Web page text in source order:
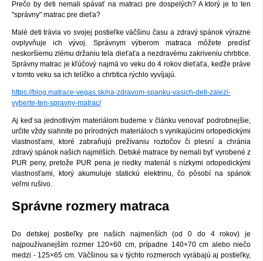
Prečo by deti nemali spávať na matraci pre dospelých? A ktorý je to ten
"správny" matrac pre dieťa?
Malé deti trávia vo svojej postieľke väčšinu času a zdravý spánok výrazne
ovplyvňuje ich vývoj. Správnym výberom matraca môžete predísť
neskoršiemu zlému držaniu tela dieťaťa a nezdravému zakriveniu chrbtice.
Správny matrac je kľúčový najmä vo veku do 4 rokov dieťaťa, keďže práve
v tomto veku sa ich telíčko a chrbtica rýchlo vyvíjajú.
https://blog.matrace-vegas.sk/na-zdravom-spanku-vasich-deti-zalezi-
vyberte-ten-spravny-matrac/
Aj keď sa jednotlivým materiálom budeme v článku venovať podrobnejšie,
určite vždy siahnite po prírodných materiáloch s vynikajúcimi ortopedickými
vlastnosťami, ktoré zabraňujú prežívaniu roztočov či plesní a chránia
zdravý spánok našich najmilších. Detské matrace by nemali byť vyrobené z
PUR peny, pretože PUR pena je riedky materiál s nízkymi ortopedickými
vlastnosťami, ktorý akumuluje statickú elektrinu, čo pôsobí na spánok
veľmi rušivo.
Správne rozmery matraca
Do detskej postieľky pre našich najmenších (od 0 do 4 rokov) je
najpoužívanejším rozmer 120×60 cm, prípadne 140×70 cm alebo niečo
medzi - 125×65 cm. Väčšinou sa v týchto rozmeroch vyrábajú aj postieľky,